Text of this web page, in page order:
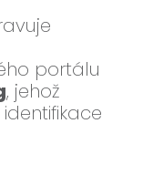
portálu
, jehož